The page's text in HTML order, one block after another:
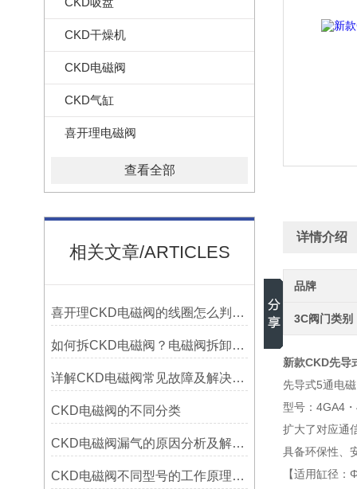
CKD干燥机
CKD电磁阀
CKD气缸
喜开理电磁阀
查看全部
相关文章/ARTICLES
喜开理CKD电磁阀的线圈怎么判定好坏
如何拆CKD电磁阀？电磁阀拆卸步骤详解
详解CKD电磁阀常见故障及解决办法
CKD电磁阀的不同分类
CKD电磁阀漏气的原因分析及解决方法
CKD电磁阀不同型号的工作原理有哪些区别
详情介绍
品牌
3C阀门类别
新款CKD先导
先导式5通电
型号：4GA4
扩大了对应通
具备环保性、
【适用缸径